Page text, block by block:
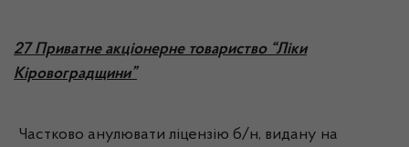
27 Приватне акціонерне товариство “Ліки
Кіровоградщини”
Частково анулювати ліцензію б/н, видану на